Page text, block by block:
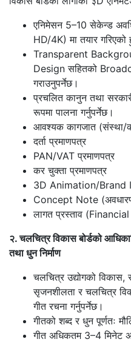
एनिमेसन 5–10 सेकेन्ड
HD/4K) मा तयार गरिएको
Transparent
Design सहितको
गराउनुपर्नेछ।
प्रचलित कानुन तथा
रूपमा पालना गर्नुपर्नेछ।
आवश्यक कागजात (संस्था/
दर्ता प्रमाणपत्र
PAN/VAT प्रमाणपत्र
कर चुक्ता प्रमाणपत्र
3D Animation/Brand
Concept Note
लागत प्रस्ताव
२. चलचित्र विकास बोर्डको
तथा धुन निर्माण
चलचित्र उद्योगको विकास,
सृजनशीलता र चलचित्र
गीत रचना गर्नुपर्नेछ।
गीतको शब्द र धुन पूर्णतः
गीत अधिकतम 3–4 मिनेट